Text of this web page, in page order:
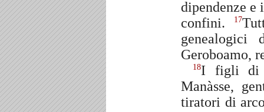
dipendenze
confini.
17
Geroboamo,
18I figli di
Manàsse,
tiratori di